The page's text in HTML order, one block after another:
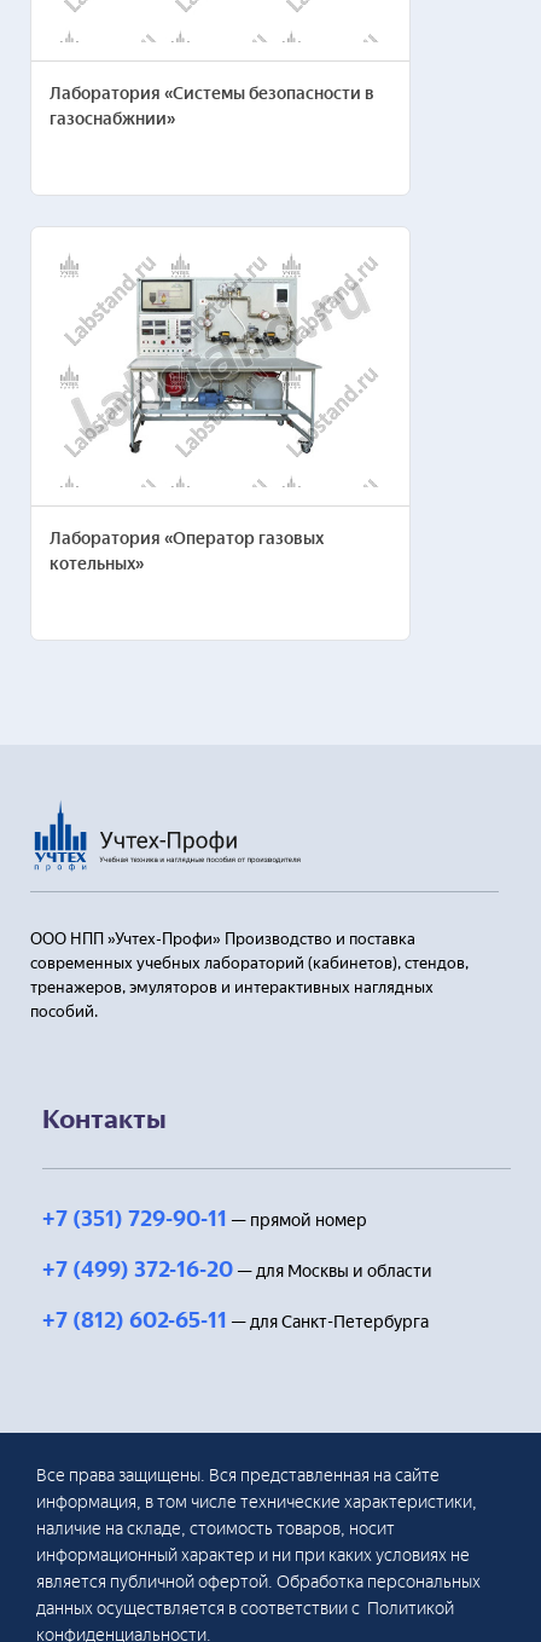
Лаборатория «Системы безопасности в
газоснабжнии»
Лаборатория «Оператор газовых
котельных»
ООО НПП »Учтех-Профи» Производство и поставка
современных учебных лабораторий (кабинетов), стендов,
тренажеров, эмуляторов и интерактивных наглядных
пособий.
Контакты
+7 (351) 729-90-11 — прямой номер
+7 (499) 372-16-20 — для Москвы и области
+7 (812) 602-65-11 — для Санкт-Петербурга
Все права защищены. Вся представленная на сайте
информация, в том числе технические характеристики,
наличие на складе, стоимость товаров, носит
информационный характер и ни при каких условиях не
является публичной офертой. Обработка персональных
данных осуществляется в соответствии с Политикой
конфиденциальности.
Ваш e-mail*
Пользовательским соглашением